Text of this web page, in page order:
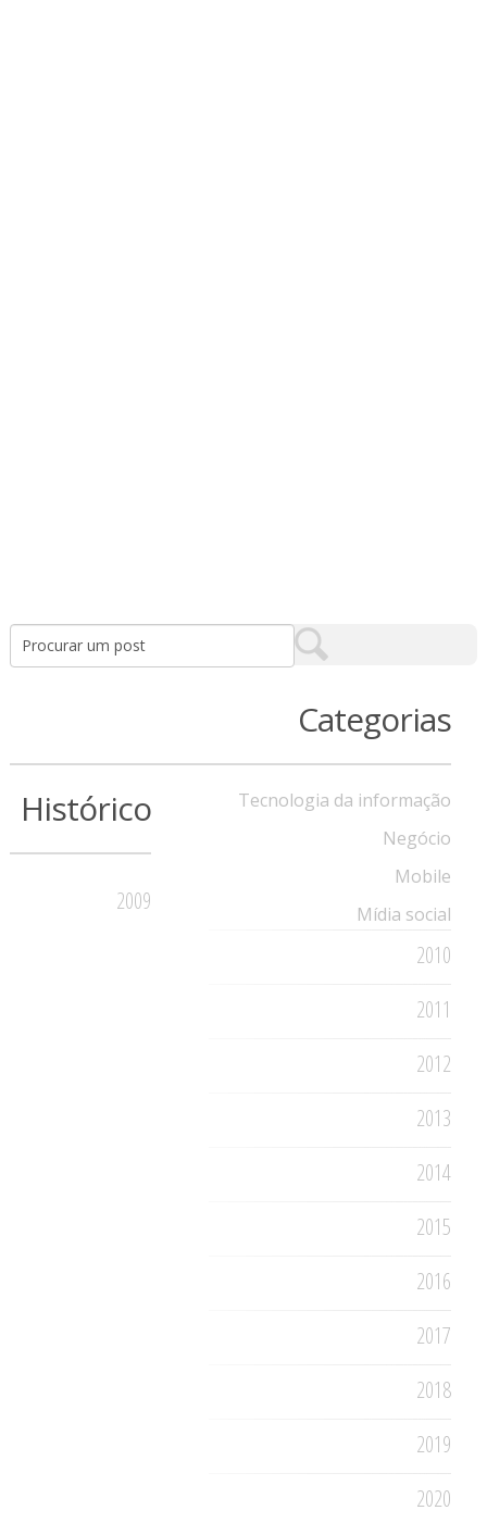
Categorias
Tecnologia da informação
Negócio
Mobile
Mídia social
Histórico
2009
2010
2011
2012
2013
2014
2015
2016
2017
2018
2019
2020